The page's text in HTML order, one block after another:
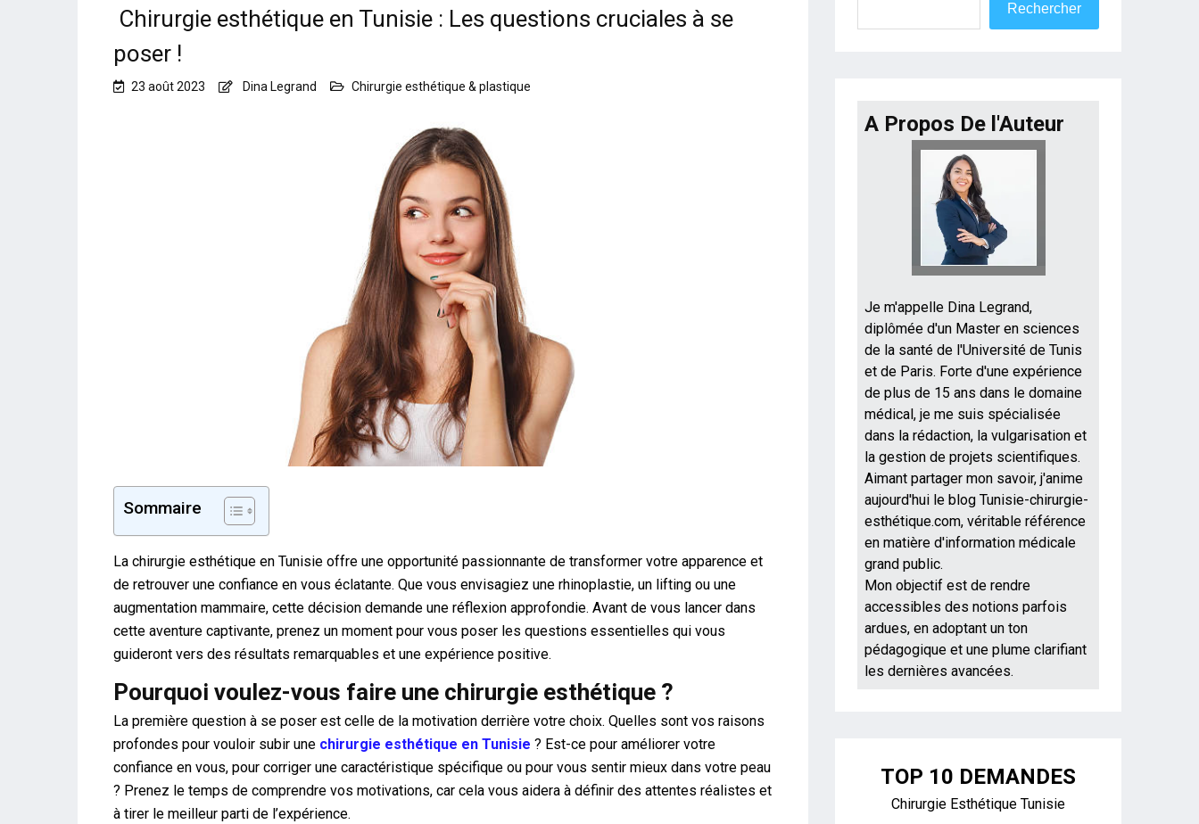
Chirurgie esthétique en Tunisie : Les questions cruciales à se
poser !
23 août 2023 Dina Legrand Chirurgie esthétique & plastique
Sommaire
La chirurgie esthétique en Tunisie offre une opportunité passionnante de transformer votre apparence et
de retrouver une confiance en vous éclatante. Que vous envisagiez une rhinoplastie, un lifting ou une
augmentation mammaire, cette décision demande une réflexion approfondie. Avant de vous lancer dans
cette aventure captivante, prenez un moment pour vous poser les questions essentielles qui vous
guideront vers des résultats remarquables et une expérience positive.
Pourquoi voulez-vous faire une chirurgie esthétique ?
La première question à se poser est celle de la motivation derrière votre choix. Quelles sont vos raisons
profondes pour vouloir subir une chirurgie esthétique en Tunisie ? Est-ce pour améliorer votre
confiance en vous, pour corriger une caractéristique spécifique ou pour vous sentir mieux dans votre peau
? Prenez le temps de comprendre vos motivations, car cela vous aidera à définir des attentes réalistes et
à tirer le meilleur parti de l’expérience.
Rechercher
A Propos De l'Auteur
Je m'appelle Dina Legrand,
diplômée d'un Master en sciences
de la santé de l'Université de Tunis
et de Paris. Forte d'une expérience
de plus de 15 ans dans le domaine
médical, je me suis spécialisée
dans la rédaction, la vulgarisation et
la gestion de projets scientifiques.
Aimant partager mon savoir, j'anime
aujourd'hui le blog Tunisie-chirurgie-
esthétique.com, véritable référence
en matière d'information médicale
grand public.
Mon objectif est de rendre
accessibles des notions parfois
ardues, en adoptant un ton
pédagogique et une plume clarifiant
les dernières avancées.
TOP 10 DEMANDES
Chirurgie Esthétique Tunisie